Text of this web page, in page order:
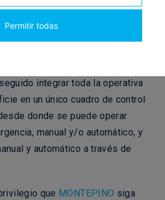
integrar toda la operativa
en un único cuadro de control
donde se puede operar
manual y/o automático, y
y automático a través de
que MONTEPINO siga
Permitir todas